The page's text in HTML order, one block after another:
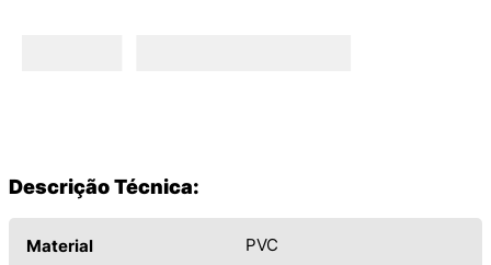
Descrição Técnica:
Material PVC